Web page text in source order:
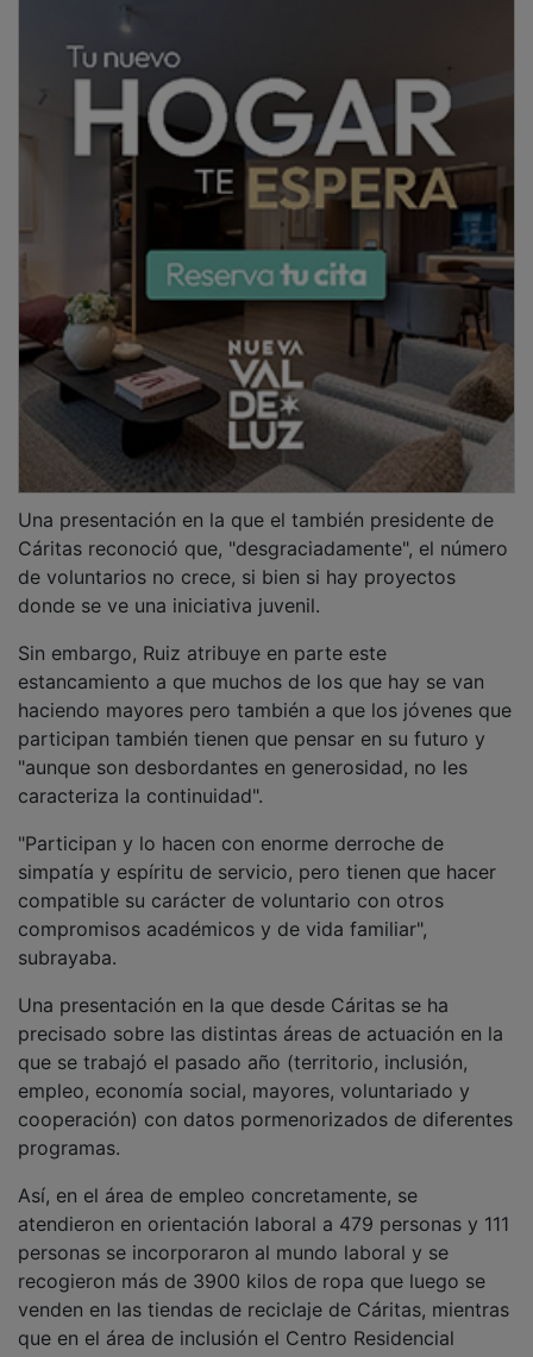
Una presentación en la que el también presidente de
Cáritas reconoció que, "desgraciadamente", el número
de voluntarios no crece, si bien si hay proyectos
donde se ve una iniciativa juvenil.
Sin embargo, Ruiz atribuye en parte este
estancamiento a que muchos de los que hay se van
haciendo mayores pero también a que los jóvenes que
participan también tienen que pensar en su futuro y
"aunque son desbordantes en generosidad, no les
caracteriza la continuidad".
"Participan y lo hacen con enorme derroche de
simpatía y espíritu de servicio, pero tienen que hacer
compatible su carácter de voluntario con otros
compromisos académicos y de vida familiar",
subrayaba.
Una presentación en la que desde Cáritas se ha
precisado sobre las distintas áreas de actuación en la
que se trabajó el pasado año (territorio, inclusión,
empleo, economía social, mayores, voluntariado y
cooperación) con datos pormenorizados de diferentes
programas.
Así, en el área de empleo concretamente, se
atendieron en orientación laboral a 479 personas y 111
personas se incorporaron al mundo laboral y se
recogieron más de 3900 kilos de ropa que luego se
venden en las tiendas de reciclaje de Cáritas, mientras
que en el área de inclusión el Centro Residencial